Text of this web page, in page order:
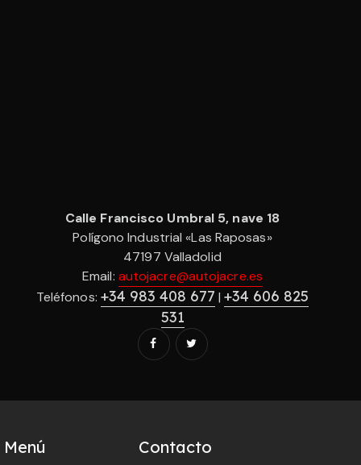
Calle Francisco Umbral 5, nave 18
Polígono Industrial «Las Raposas»
47197 Valladolid
Email: autojacre@autojacre.es
Teléfonos: +34 983 408 677 |+34 606 825
531
Menú Contacto